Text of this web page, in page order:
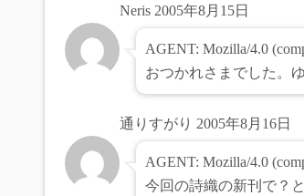
Neris 2005年8月15日
AGENT: Mozilla/4.0
おつかれさまでした。
通りすがり 2005年8月16日
AGENT: Mozilla/4.0
今回の詩織の新刊で？と